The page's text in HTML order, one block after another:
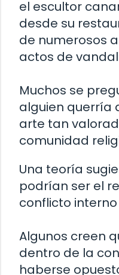
el escultor
desde su
de numerosos
actos de
Muchos se
alguien querría
arte tan
comunidad
Una teoría
podrían ser el
conflicto
Algunos creen
dentro de la
haberse